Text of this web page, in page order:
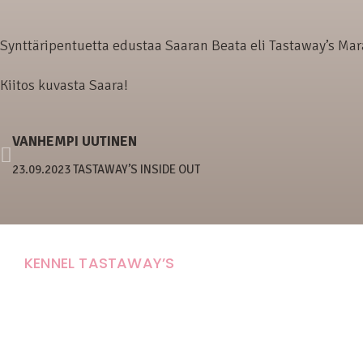
Synttäripentuetta edustaa Saaran Beata eli Tastaway’s
Kiitos kuvasta Saara!
VANHEMPI UUTINEN
23.09.2023 TASTAWAY’S INSIDE OUT
KENNEL TASTAWAY’S